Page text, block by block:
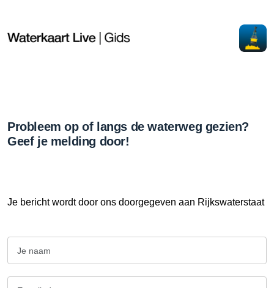
Probleem op of langs de waterweg gezien?
Geef je melding door!
Je bericht wordt door ons doorgegeven aan Rijkswaterstaat